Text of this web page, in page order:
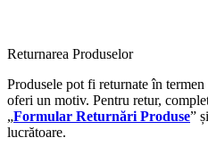
Returnarea Produselor
Produsele pot fi returnate în
oferi un motiv. Pentru retur,
„Formular Returnări Produse”
lucrătoare.